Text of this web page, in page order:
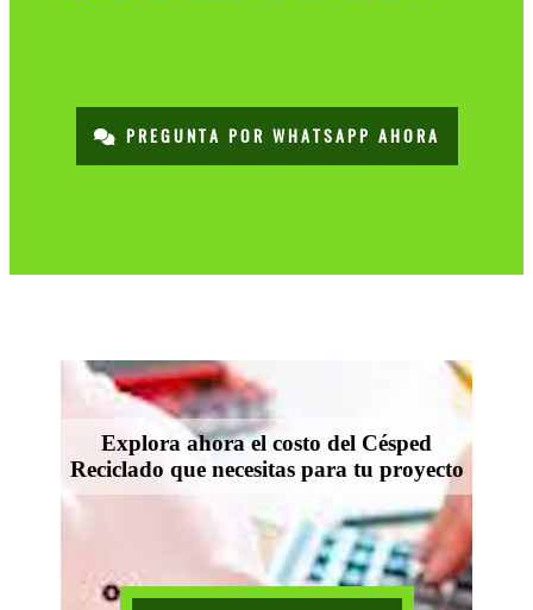
PREGUNTA POR WHATSAPP AHORA
Explora ahora el costo del Césped
Reciclado que necesitas para tu proyecto